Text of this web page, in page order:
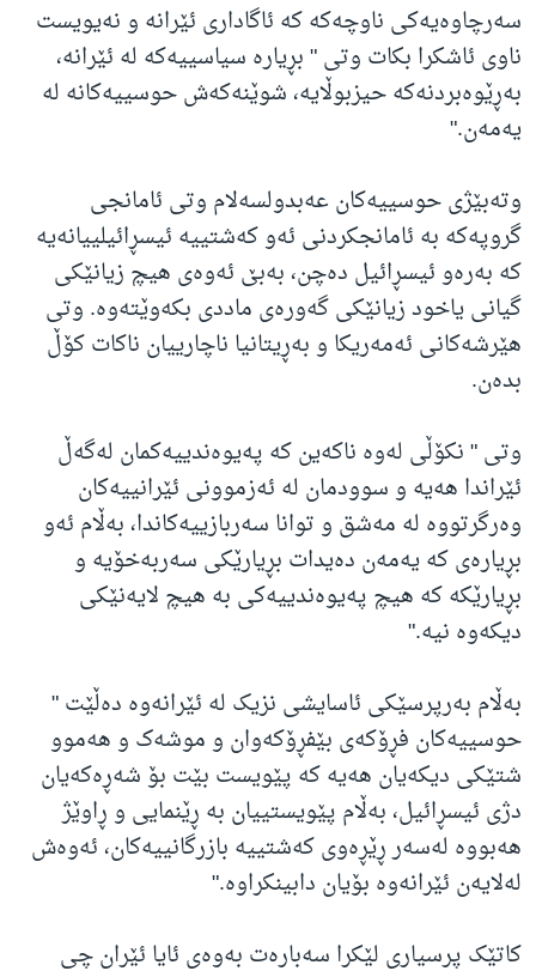
سەرچاوەیەکی ناوچەکە کە ئاگاداری ئێرانە و نەیویست
ناوی ئاشکرا بکات وتی " بڕیارە سیاسییەکە لە ئێرانە،
بەڕێوەبردنەکە حیزبوڵایە، شوێنەکەش حوسییەکانە لە
یەمەن."
وتەبێژی حوسییەکان عەبدولسەلام وتی ئامانجی
گروپەکە بە ئامانجکردنی ئەو کەشتییە ئیسڕائیلییانەیە
کە بەرەو ئیسڕائیل دەچن، بەبێ ئەوەی هیچ زیانێکی
گیانی یاخود زیانێکی گەورەی ماددی بکەوێتەوە. وتی
هێرشەکانی ئەمەریکا و بەڕیتانیا ناچارییان ناکات کۆڵ
بدەن.
وتی " نکۆڵی لەوە ناکەین کە پەیوەندییەکمان لەگەڵ
ئێراندا هەیە و سوودمان لە ئەزموونی ئێرانییەکان
وەرگرتووە لە مەشق و توانا سەربازییەکاندا، بەڵام ئەو
بڕیارەی کە یەمەن دەیدات بڕیارێکی سەربەخۆیە و
بڕیارێکە کە هیچ پەیوەندییەکی بە هیچ لایەنێکی
دیکەوە نیە."
بەڵام بەرپرسێکی ئاسایشی نزیک لە ئێرانەوە دەڵێت "
حوسییەکان فڕۆکەی بێفڕۆکەوان و موشەک و هەموو
شتێکی دیکەیان هەیە کە پێویست بێت بۆ شەڕەکەیان
دژی ئیسڕائیل، بەڵام پێویستییان بە ڕێنمایی و ڕاوێژ
هەبووە لەسەر ڕێڕەوی کەشتییە بازرگانییەکان، ئەوەش
لەلایەن ئێرانەوە بۆیان دابینکراوە."
کاتێک پرسیاری لێکرا سەبارەت بەوەی ئایا ئێران چی